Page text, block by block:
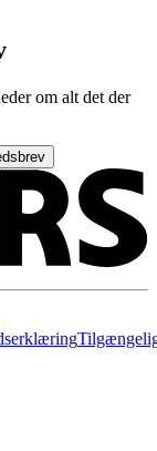
om alt det der